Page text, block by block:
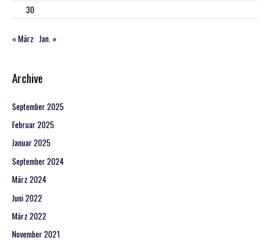
30
« März Jan. »
Archive
September 2025
Februar 2025
Januar 2025
September 2024
März 2024
Juni 2022
März 2022
November 2021